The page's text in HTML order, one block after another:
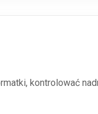
kontrolować